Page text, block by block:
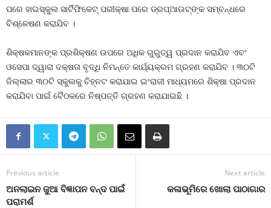
ପରେ ହାଇସ୍କୁଲ ସାର୍ଟିଫିକେଟ୍‌ ପରୀକ୍ଷା ପରେ ଡ୍ରପ୍‌ଆଉଟ୍‌ଙ୍କ ସମ୍ବନ୍ଧରେ
ବିଶ୍ଳେଷଣ କରାଯିବ ।
ଶିକ୍ଷକମାନଙ୍କ ପ୍ରଶିକ୍ଷଣ ଉପରେ ଅଧିକ ଗୁରୁତ୍ୱ ପ୍ରଦାନ କରାଯିବ ଏବଂ
ଓସେପା ଦ୍ୱାରା ଦକ୍ଷତା ବୃଦ୍ଧି ନିମନ୍ତେ କାର୍ଯ୍ୟକ୍ରମ ଗ୍ରହଣ କରାଯିବ । ୩୦ଟି
ଜିଲ୍ଲାର ୩୦ଟି ସ୍କୁଲକୁ ଚିହ୍ନଟ କରାଯାଇ ଇଂରାଜୀ ମାଧ୍ୟମରେ ଶିକ୍ଷା ପ୍ରଦାନ
କରାଯିବା ପାଇଁ ବୈଠକରେ ନିଷ୍ପତ୍ତି ଗ୍ରହଣ କରାଯାଇଛି ।
Previous article
ଅନଲାଇନ ଜୁଆ ବିଜ୍ଞାପନ ବନ୍ଦ ପାଇଁ
ପରାମର୍ଶ
Next article
କଳାଭୂମିରେ ଖୋଲା ପାଠାଗାର